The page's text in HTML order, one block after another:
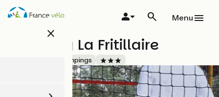
Aller
au
close
Menu
Camping La Fritillaire
Campings